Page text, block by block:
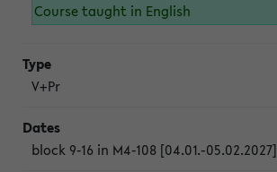
Course taught in English
V+Pr
block 9-16 in M4-108 [04.01.-05.02.2027]